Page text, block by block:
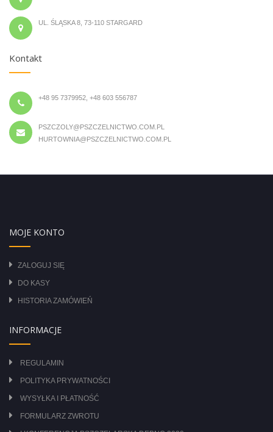
UL. ŚLĄSKA 8, 73-110 STARGARD
Kontakt
+48 95 7379952, +48 603 556787
PSZCZOLY@PSZCZELNICTWO.COM.PL
HURTOWNIA@PSZCZELNICTWO.COM.PL
MOJE KONTO
ZALOGUJ SIĘ
DO KASY
HISTORIA ZAMÓWIEŃ
INFORMACJE
REGULAMIN
POLITYKA PRYWATNOŚCI
WYSYŁKA I PŁATNOŚĆ
FORMULARZ ZWROTU